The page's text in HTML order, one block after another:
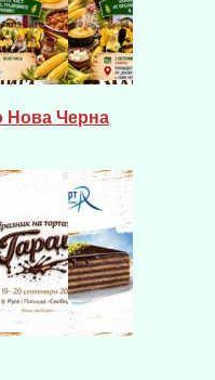
Нова Черна